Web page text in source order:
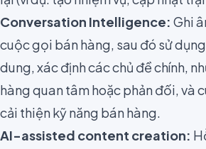
Conversation Intelligence: Ghi
cuộc gọi bán hàng, sau đó sử
dung, xác định các chủ đề chính,
hàng quan tâm hoặc phản đối, và
cải thiện kỹ năng bán hàng.
AI-assisted content creation: